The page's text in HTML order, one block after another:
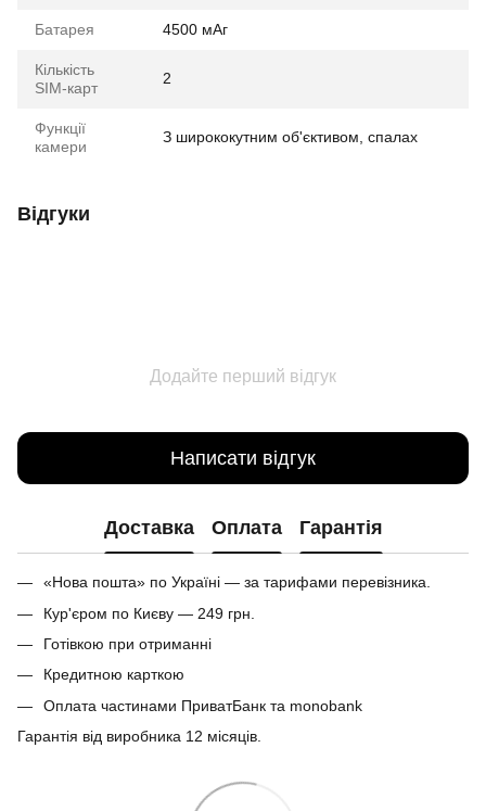
Батарея 4500 мАг
Кількість
SIM-карт
2
Функції
камери
З ширококутним об'єктивом, спалах
Відгуки
Додайте перший відгук
Написати відгук
Доставка Оплата Гарантія
«Нова пошта» по Україні — за тарифами перевізника.
Кур'єром по Києву — 249 грн.
Готівкою при отриманні
Кредитною карткою
Оплата частинами ПриватБанк та monobank
Гарантія від виробника 12 місяців.